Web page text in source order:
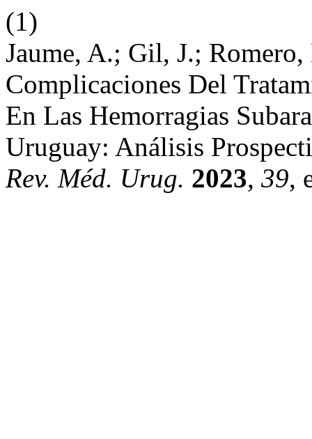
(1)
Jaume, A.; Gil, J.;
Complicaciones Del
En Las Hemorragias
Uruguay: Análisis
Rev. Méd. Urug. 2023, 39,